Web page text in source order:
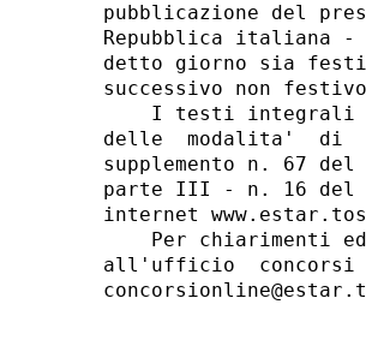
pubblicazione del
Repubblica italiana -
detto giorno sia
successivo non
I testi integrali
delle  modalita'  di
supplemento n. 67
parte III - n. 16 del
internet
Per chiarimenti
all'ufficio